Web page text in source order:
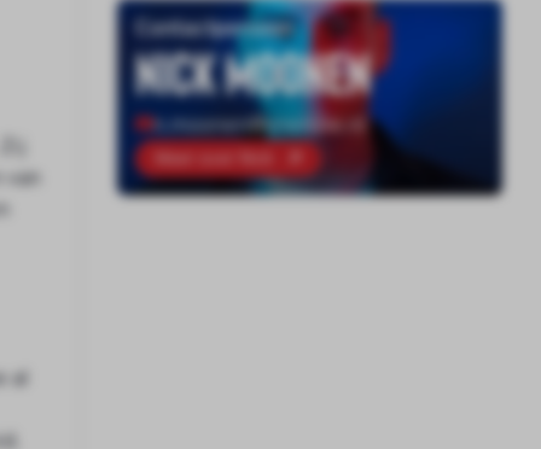
al
Contactpersoon
Nick Moonen
n.moonen@onenine.nl
Meer over Nick